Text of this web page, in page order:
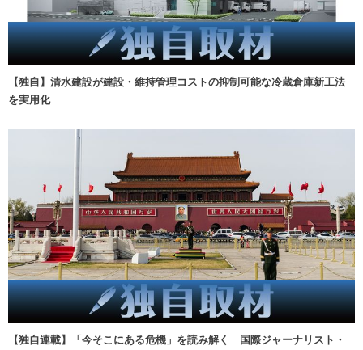
【独自】清水建設が建設・維持管理コストの抑制可能な冷蔵倉庫新工法
を実用化
【独自連載】「今そこにある危機」を読み解く 国際ジャーナリスト・